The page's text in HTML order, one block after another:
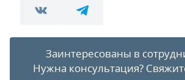
Заинтересованы в
Нужна консультация?